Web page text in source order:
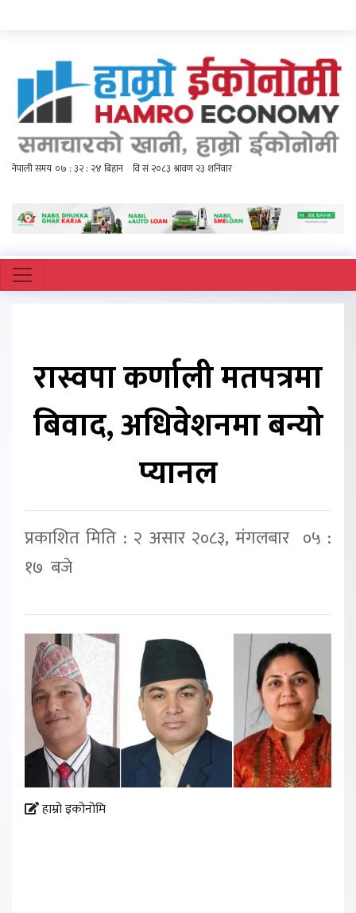
रास्वपा कर्णाली मतपत्रमा
बिवाद, अधिवेशनमा बन्यो
प्यानल
प्रकाशित मिति : २ असार २०८३, मंगलबार ०५ :
१७ बजे
हाम्रो इकोनोमि